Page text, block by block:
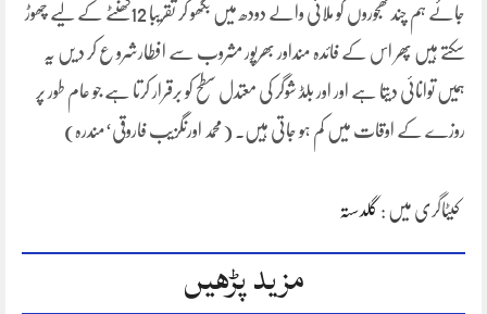
جائے ہم چند کھجوروں کو ملائی والے دودھ میں بگھو کر تقریبا 12گھنٹے کے لیے چھوڑ
سکتے ہیں پھر اس کے فائدہ منداور بھرپور مشروب سے افطارشرو ع کر د یں یہ
ہمیں توانائی دیتا ہے اور اور بلڈ شوگر کی معتدل سطح کو برقرار کرتا ہے جو عام طور پر
روزے کے اوقات میں کم ہو جاتی ہیں۔ (محمد اورنگزیب فاروقی‘مندرہ)
کیٹاگری میں : گلدستہ
مزید پڑھیں